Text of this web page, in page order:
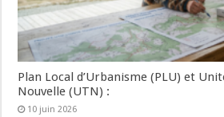
Plan Local d’Urbanisme (PLU) et
Nouvelle (UTN) :
10 juin 2026